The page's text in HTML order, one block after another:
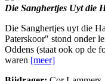
Die Sanghertjes Uyt die
Die Sanghertjes uyt die
Paterskoor" stond onder
Oddens (staat ook op de
waren [meer]